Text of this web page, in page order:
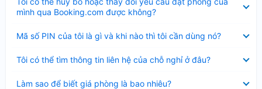
mình qua Booking.com được không?
thu
gọn
Mã số PIN của tôi là gì và khi nào thì tôi cần dùng nó?
thu
Tôi có thể tìm thông tin liên hệ của chỗ nghỉ ở đâu?
thu
Làm sao để biết giá phòng là bao nhiêu?
thu